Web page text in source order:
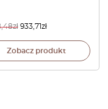
zł 933,71zł
Zobacz produkt